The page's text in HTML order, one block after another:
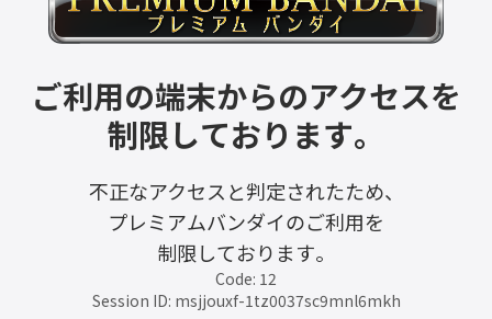
ご利用の端末からのアクセスを
制限しております。
不正なアクセスと判定されたため、
プレミアムバンダイのご利用を
制限しております。
Code: 12
Session ID: msjjouxf-1tz0037sc9mnl6mkh